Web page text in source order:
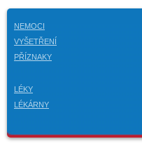
NEMOCI
VYŠETŘENÍ
PŘÍZNAKY
LÉKY
LÉKÁRNY